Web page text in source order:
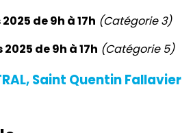
de 9h à 17h (Catégorie 3)
de 9h à 17h (Catégorie 5)
Saint Quentin Fallavier